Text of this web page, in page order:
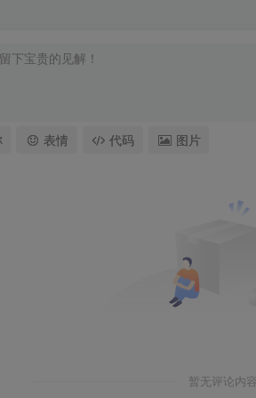
表情 代码 图片
暂无评论内容